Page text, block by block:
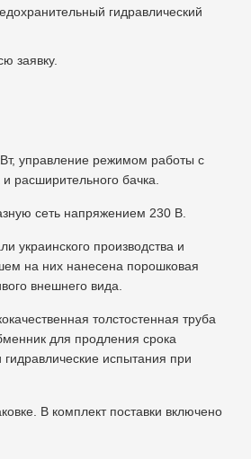
гидравлический
заявку.
управление режимом работы с
расширительного бачка.
сеть напряжением 230 В.
украинского производства и
на них нанесена порошковая
внешнего вида.
толстостенная труба
для продления срока
испытания при
В комплект поставки включено